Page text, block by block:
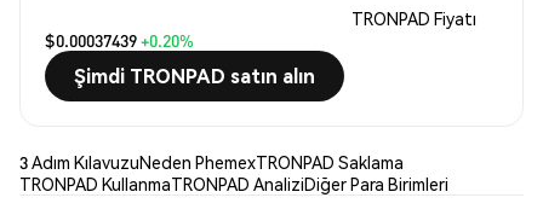
TRONPAD Fiyatı
$0.00037439+0.20%
Şimdi TRONPAD satın alın
3 Adım KılavuzuNeden PhemexTRONPAD Saklama
TRONPAD KullanmaTRONPAD AnaliziDiğer Para Birimleri